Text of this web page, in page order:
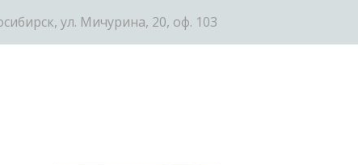
, ул. Мичурина, 20, оф. 103